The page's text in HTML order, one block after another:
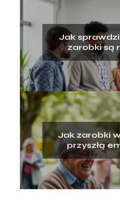
Jak
zarobki są
Jak zarobki
przyszłą